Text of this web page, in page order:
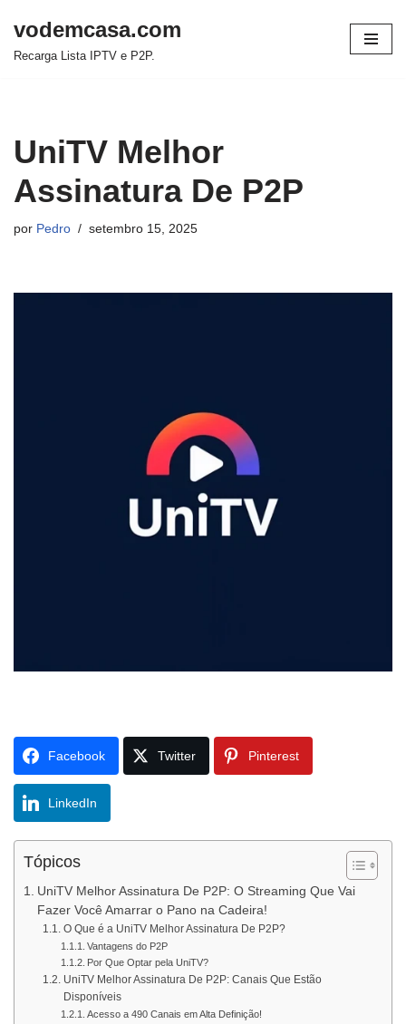
Pular
vodemcasa.com
Recarga Lista IPTV e P2P.
UniTV Melhor
Assinatura De P2P
por Pedro setembro 15, 2025
Facebook Twitter Pinterest
LinkedIn
Tópicos
UniTV Melhor Assinatura De P2P: O Streaming Que Vai
Fazer Você Amarrar o Pano na Cadeira!
O Que é a UniTV Melhor Assinatura De P2P?
Vantagens do P2P
Por Que Optar pela UniTV?
UniTV Melhor Assinatura De P2P: Canais Que Estão
Disponíveis
Acesso a 490 Canais em Alta Definição!